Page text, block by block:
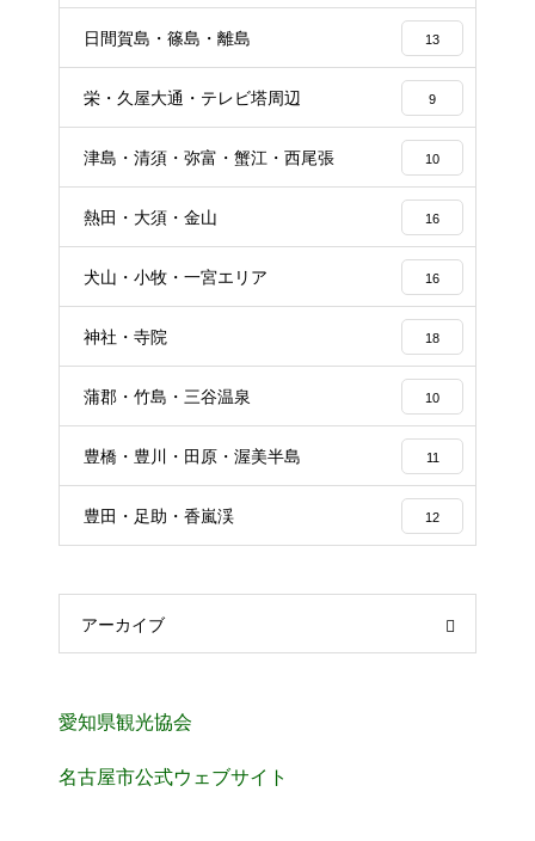
日間賀島・篠島・離島 13
栄・久屋大通・テレビ塔周辺 9
津島・清須・弥富・蟹江・西尾張 10
熱田・大須・金山 16
犬山・小牧・一宮エリア 16
神社・寺院 18
蒲郡・竹島・三谷温泉 10
豊橋・豊川・田原・渥美半島 11
豊田・足助・香嵐渓 12
アーカイブ
愛知県観光協会
名古屋市公式ウェブサイト